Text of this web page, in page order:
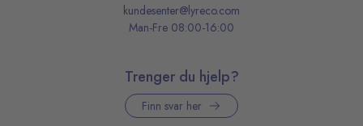
kundesenter@lyreco.com
Man-Fre 08:00-16:00
Trenger du hjelp?
Finn svar her